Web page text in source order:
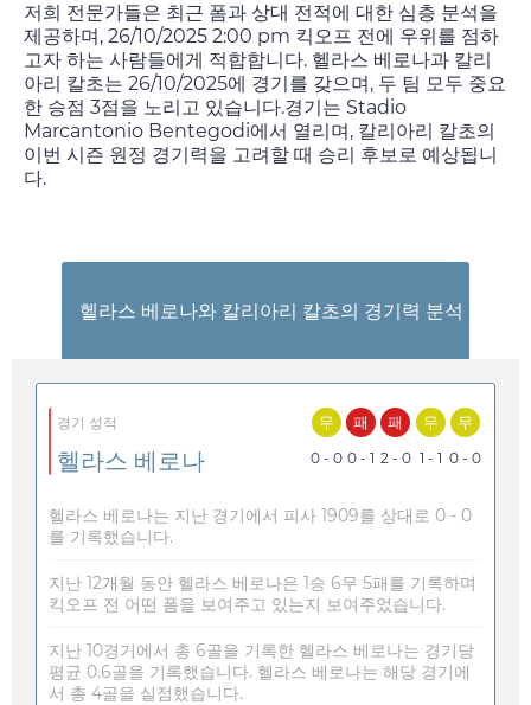
저희 전문가들은 최근 폼과 상대 전적에 대한 심층 분석을
제공하며, 26/10/2025 2:00 pm 킥오프 전에 우위를 점하
고자 하는 사람들에게 적합합니다. 헬라스 베로나과 칼리
아리 칼초는 26/10/2025에 경기를 갖으며, 두 팀 모두 중요
한 승점 3점을 노리고 있습니다.경기는 Stadio
Marcantonio Bentegodi에서 열리며, 칼리아리 칼초의
이번 시즌 원정 경기력을 고려할 때 승리 후보로 예상됩니
다.
헬라스 베로나와 칼리아리 칼초의 경기력 분석
경기 성적
헬라스 베로나
무
0 - 0
패
0 - 1
패
2 - 0
무
1 - 1
무
0 - 0
헬라스 베로나는 지난 경기에서 피사 1909를 상대로 0 - 0
를 기록했습니다.
지난 12개월 동안 헬라스 베로나은 1승 6무 5패를 기록하며
킥오프 전 어떤 폼을 보여주고 있는지 보여주었습니다.
지난 10경기에서 총 6골을 기록한 헬라스 베로나는 경기당
평균 0.6골을 기록했습니다. 헬라스 베로나는 해당 경기에
서 총 4골을 실점했습니다.